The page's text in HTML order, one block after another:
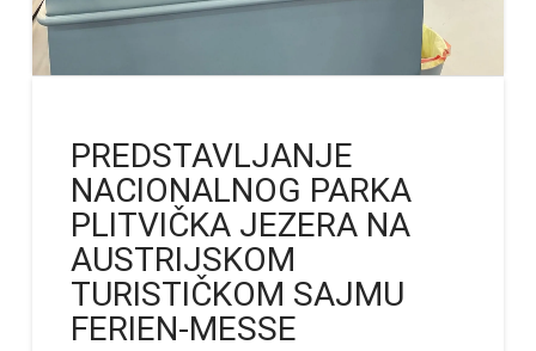
PREDSTAVLJANJE
NACIONALNOG PARKA
PLITVIČKA JEZERA NA
AUSTRIJSKOM
TURISTIČKOM SAJMU
FERIEN-MESSE